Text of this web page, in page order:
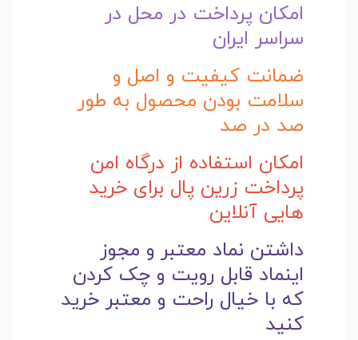
امکان پرداخت در محل در
سراسر ایران
ضمانت کیفیت و اصل و
سلامت بودن محصول به طور
صد در صد
امکان استفاده از درگاه امن
پرداخت زرین پال برای خرید
هایی آنلاین
داشتن نماد معتبر و مجوز
اینماد قابل رویت و چک کردن
که با خیال راحت و معتبر خرید
کنید